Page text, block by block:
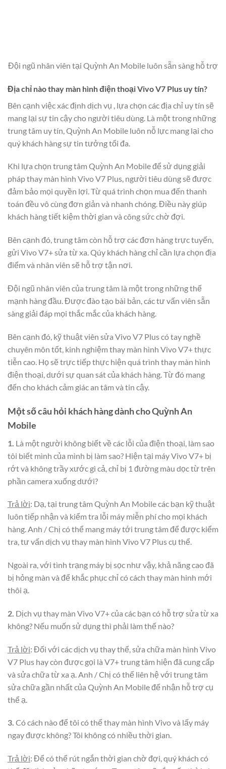
Đội ngũ nhân viên tại Quỳnh An Mobile luôn sẵn sàng hỗ trợ
Địa chỉ nào thay màn hình điện thoại Vivo V7 Plus uy tín?
Bên cạnh việc xác định dịch vụ , lựa chọn các địa chỉ uy tín sẽ
mang lại sự tin cậy cho người tiêu dùng. Là một trong những
trung tâm uy tín, Quỳnh An Mobile luôn nỗ lực mang lại cho
quý khách hàng sự tin tưởng tối đa.
Khi lựa chọn trung tâm Quỳnh An Mobile để sử dụng giải
pháp thay màn hình Vivo V7 Plus, người tiêu dùng sẽ được
đảm bảo mọi quyền lợi. Từ quá trình chọn mua đến thanh
toán đều vô cùng đơn giản và nhanh chóng. Điều này giúp
khách hàng tiết kiệm thời gian và công sức chờ đợi.
Bên cạnh đó, trung tâm còn hỗ trợ các đơn hàng trực tuyến,
gửi Vivo V7+ sửa từ xa. Qúy khách hàng chỉ cần lựa chọn địa
điểm và nhân viên sẽ hỗ trợ tận nơi.
Đội ngũ nhân viên của trung tâm là một trong những thế
mạnh hàng đầu. Được đào tạo bài bản, các tư vấn viên sẵn
sàng giải đáp mọi thắc mắc của khách hàng.
Bên cạnh đó, kỹ thuật viên sửa Vivo V7 Plus có tay nghề
chuyên môn tốt, kinh nghiệm thay màn hình Vivo V7+ thực
tiễn cao. Họ sẽ trực tiếp thực hiện quá trình thay màn hình
điện thoại, dưới sự quan sát của khách hàng. Từ đó mang
đến cho khách cảm giác an tâm và tin cậy.
Một số câu hỏi khách hàng dành cho Quỳnh An
Mobile
1. Là một người không biết về các lỗi của điện thoại, làm sao
tôi biết mình của mình bị làm sao? Hiện tại máy Vivo V7+ bị
rớt và không trầy xước gì cả, chỉ bị 1 đường màu dọc từ trên
phần camera xuống dưới?
Trả lời: Dạ, tại trung tâm Quỳnh An Mobile các bạn kỹ thuật
luôn tiếp nhận và kiểm tra lỗi máy miễn phí cho mọi khách
hàng. Anh / Chị có thể mang máy tới trung tâm để được kiểm
tra, tư vấn dịch vụ thay màn hình Vivo V7 Plus cụ thể.
Ngoài ra, với tình trạng máy bị sọc như vậy, khả năng cao đã
bị hỏng màn và để khắc phục chỉ có cách thay màn hinh mới
thôi ạ.
2. Dịch vụ thay màn Vivo V7+ của các bạn có hỗ trợ sửa từ xa
không? Nếu muốn sử dụng thì phải làm thế nào?
Trả lời: Đối với các dịch vụ thay thế, sửa chữa màn hình Vivo
V7 Plus hay còn được gọi là V7+ trung tâm hiện đã cung cấp
và sửa chữa từ xa ạ. Anh / Chị có thể liên hệ với trung tâm
sửa chữa gần nhất của Quỳnh An Mobile để nhận hỗ trợ cụ
thể ạ.
3. Có cách nào để tôi có thể thay màn hình Vivo và lấy máy
ngay được không? Tôi không có nhiều thời gian.
Trả lời: Để có thể rút ngắn thời gian chờ đợi, quý khách có